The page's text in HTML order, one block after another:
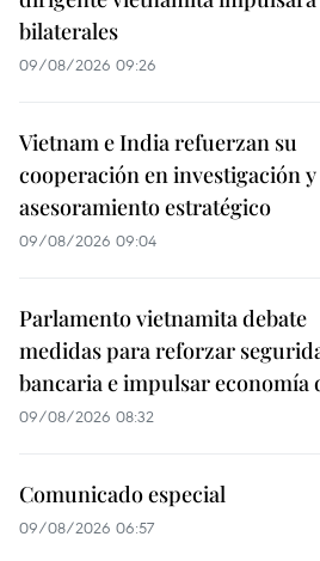
bilaterales
09/08/2026 09:26
Vietnam e India refuerzan su
cooperación en investigación y
asesoramiento estratégico
09/08/2026 09:04
Parlamento vietnamita debate
medidas para reforzar
bancaria e impulsar economía
09/08/2026 08:32
Comunicado especial
09/08/2026 06:57